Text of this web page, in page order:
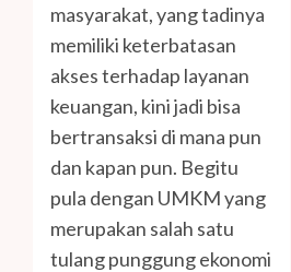
masyarakat, yang tadinya
memiliki keterbatasan
akses terhadap layanan
keuangan, kini jadi bisa
bertransaksi di mana pun
dan kapan pun. Begitu
pula dengan UMKM yang
merupakan salah satu
tulang punggung ekonomi